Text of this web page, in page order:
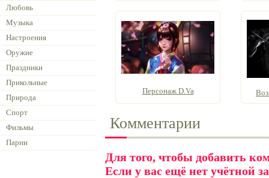
Любовь
Музыка
Настроения
Оружие
Праздники
Прикольные
Природа
Спорт
Фильмы
Парни
Персонаж D.Va
Комментарии
Для того, чтобы добавить
Если у вас ещё нет учётной